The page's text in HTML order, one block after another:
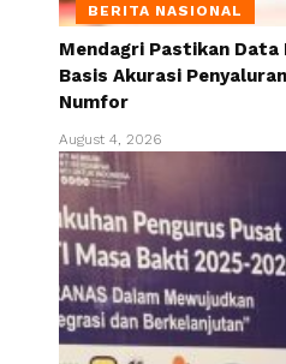
BERITA NASIONAL
Mendagri Pastikan Data
Basis Akurasi
Numfor
August 4, 2026